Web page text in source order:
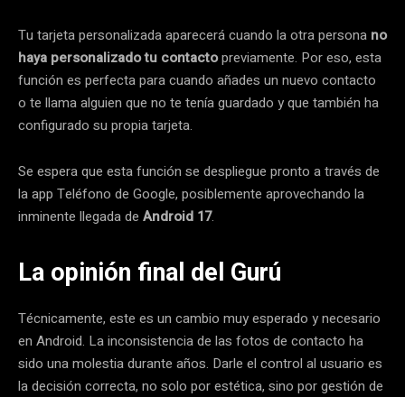
Tu tarjeta personalizada aparecerá cuando la otra persona no
haya personalizado tu contactopreviamente. Por eso, esta
función es perfecta para cuando añades un nuevo contacto
o te llama alguien que no te tenía guardado y que también ha
configurado su propia tarjeta.
Se espera que esta función se despliegue pronto a través de
la app Teléfono de Google, posiblemente aprovechando la
inminente llegada de Android 17.
La opinión final del Gurú
Técnicamente, este es un cambio muy esperado y necesario
en Android. La inconsistencia de las fotos de contacto ha
sido una molestia durante años. Darle el control al usuario es
la decisión correcta, no solo por estética, sino por gestión de